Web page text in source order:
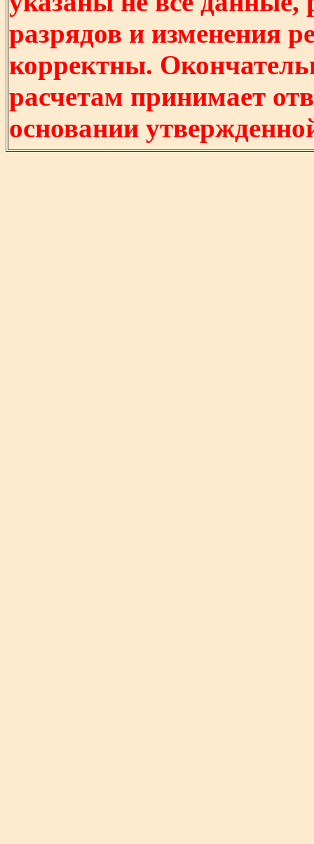
разрядов и изменения
корректны.
расчетам принимает
основании